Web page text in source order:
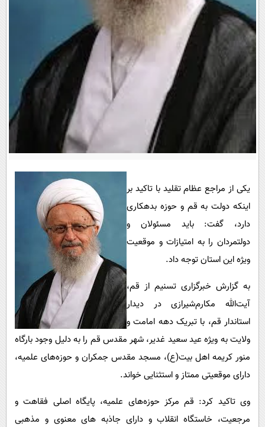
سرگرمی
فناوری
گوناگون
حوادث
محیط زیست
حیات وحش
سیاست خارجی
پیامک
روانشناسی
آشپزی
دانلود
یکی از مراجع عظام تقلید با تاکید بر
اینکه دولت به قم و حوزه بدهکاری
دارد، گفت: باید مسئولان و
دولتمردان ‌را به امتیازات و موقعیت
ویژه این استان توجه داد.
به گزارش خبرگزاری تسنیم از قم،
‌آیت‌الله ‌مکارم‌شیرازی در دیدار
استاندار قم، با تبریک دهه امامت و
ولایت به ویژه عید سعید غدیر، شهر مقدس قم را به دلیل وجود بارگاه
منور کریمه اهل بیت(ع)، مسجد مقدس جمکران و حوزه‌های علمیه،
دارای موقعیتی ممتاز و استثنایی خواند‌.
وی تاکید کرد: قم مرکز حوزه‌های علمیه، پایگاه اصلی فقاهت و
مرجعیت، خاستگاه انقلاب و دارای جاذبه های معنوی و مذهبی